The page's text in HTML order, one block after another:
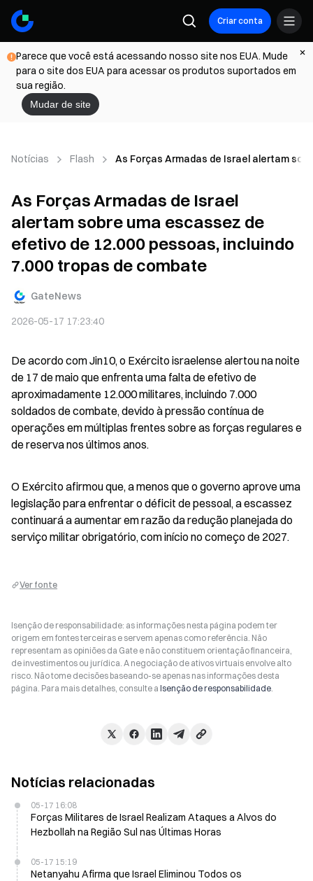
Criar conta
Parece que você está acessando nosso site nos EUA. Mude
para o site dos EUA para acessar os produtos suportados em
sua região.
Mudar de site
Notícias Flash As Forças Armadas de Israel alertam
As Forças Armadas de Israel
alertam sobre uma escassez de
efetivo de 12.000 pessoas, incluindo
7.000 tropas de combate
GateNews
2026-05-17 17:23:40
De acordo com Jin10, o Exército israelense alertou na noite
de 17 de maio que enfrenta uma falta de efetivo de
aproximadamente 12.000 militares, incluindo 7.000
soldados de combate, devido à pressão contínua de
operações em múltiplas frentes sobre as forças regulares e
de reserva nos últimos anos.
O Exército afirmou que, a menos que o governo aprove uma
legislação para enfrentar o déficit de pessoal, a escassez
continuará a aumentar em razão da redução planejada do
serviço militar obrigatório, com início no começo de 2027.
Ver fonte
Isenção de responsabilidade: as informações nesta página podem ter
origem em fontes terceiras e servem apenas como referência. Não
representam as opiniões da Gate e não constituem orientação financeira,
de investimentos ou jurídica. A negociação de ativos virtuais envolve alto
risco. Não tome decisões baseando-se apenas nas informações desta
página. Para mais detalhes, consulte a Isenção de responsabilidade.
Notícias relacionadas
05-17 16:08
Forças Militares de Israel Realizam Ataques a Alvos do
Hezbollah na Região Sul nas Últimas Horas
05-17 15:19
Netanyahu Afirma que Israel Eliminou Todos os